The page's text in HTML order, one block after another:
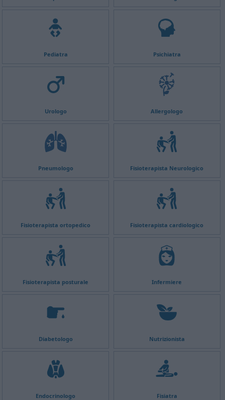
Pediatra Psichiatra
Urologo Allergologo
Pneumologo Fisioterapista Neurologico
Fisioterapista ortopedico Fisioterapista cardiologico
Fisioterapista posturale Infermiere
Diabetologo Nutrizionista
Endocrinologo Fisiatra